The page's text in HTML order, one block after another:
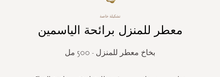
تشكيلة خاصة
معطر للمنزل برائحة الياسمين
بخاخ معطر للمنزل - 500 مل